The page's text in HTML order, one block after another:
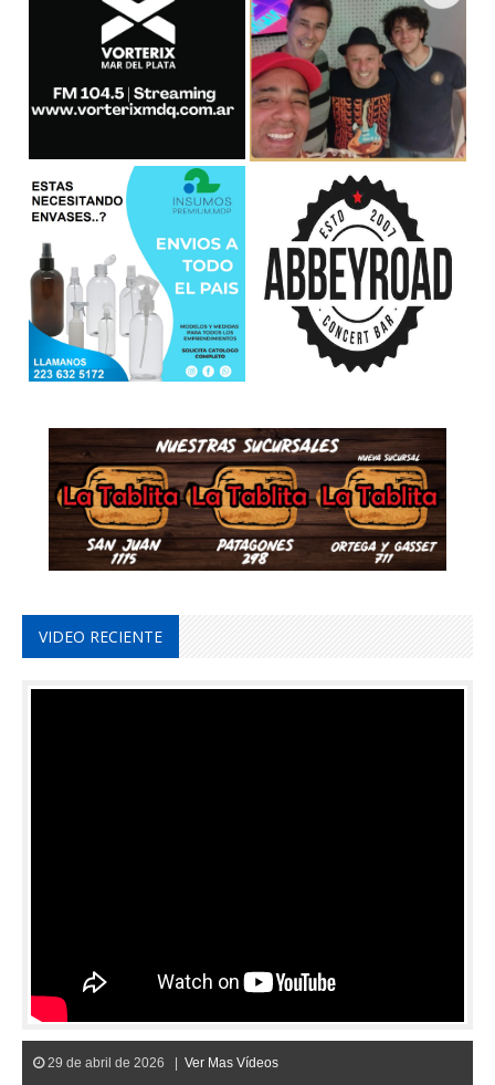
VIDEO RECIENTE
29 de abril de 2026 | Ver Mas Vídeos